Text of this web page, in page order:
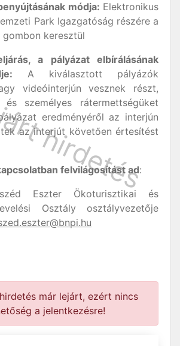
módja: Elektronikus
Park Igazgatóság részére a
gombon keresztül
a pályázat elbírálásának
A kiválasztott pályázók
videóinterjún vesznek részt,
személyes rátermettségüket
eredményéről az interjún
az interjút követően értesítést
felvilágosítást ad:
Eszter Ökoturisztikai és
Osztály osztályvezetője
már lejárt, ezért nincs
a jelentkezésre!